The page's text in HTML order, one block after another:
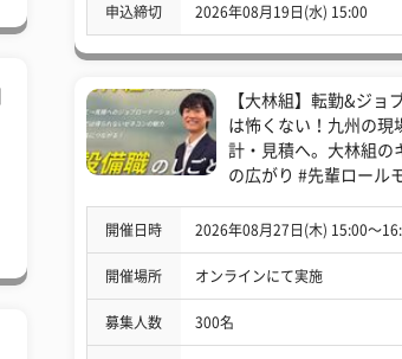
申込締切 2026年08月19日(水) 15:00
【大林組】転勤&ジョ
は怖くない！九州の現
計・見積へ。大林組の
の広がり #先輩ロール
開催日時 2026年08月27日(木) 15:00〜
開催場所 オンラインにて実施
募集人数 300名